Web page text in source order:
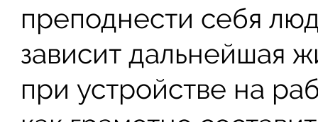
преподнести себя
зависит дальнейшая
при устройстве на